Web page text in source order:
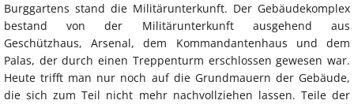
Burggartens stand die Militärunterkunft. Der Gebäudekomplex
bestand von der Militärunterkunft ausgehend aus
Geschützhaus, Arsenal, dem Kommandantenhaus und dem
Palas, der durch einen Treppenturm erschlossen gewesen war.
Heute trifft man nur noch auf die Grundmauern der Gebäude,
die sich zum Teil nicht mehr nachvollziehen lassen. Teile der